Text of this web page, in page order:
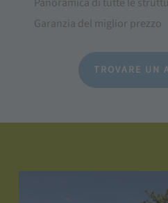
Garanzia del miglior prezzo
TROVARE UN